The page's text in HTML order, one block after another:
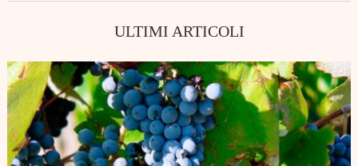
ULTIMI ARTICOLI